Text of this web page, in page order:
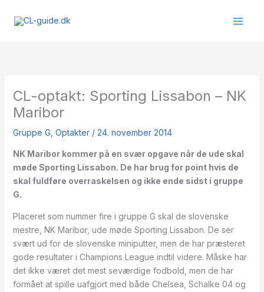
CL-optakt: Sporting Lissabon – NK
Maribor
Gruppe G Optakter/ 24. november 2014
NK Maribor kommer på en svær opgave når de ude skal
møde Sporting Lissabon. De har brug for point hvis de
skal fuldføre overraskelsen og ikke ende sidst i gruppe
G.
Placeret som nummer fire i gruppe G skal de slovenske
mestre, NK Maribor, ude møde Sporting Lissabon. De ser
svært ud for de slovenske miniputter, men de har præsteret
gode resultater i Champions League indtil videre. Måske har
det ikke været det mest seværdige fodbold, men de har
formået at spille uafgjort med både Chelsea, Schalke 04 og